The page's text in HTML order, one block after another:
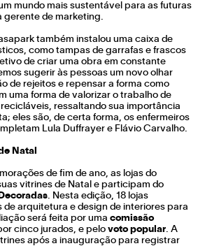
mundo mais sustentável para as futuras
gerente de marketing.
também instalou uma caixa de
como tampas de garrafas e frascos
de criar uma obra em constante
sugerir às pessoas um novo olhar
de rejeitos e repensar a forma como
uma forma de valorizar o trabalho de
ressaltando sua importância
eles são, de certa forma, os enfermeiros
Lula Duffrayer e Flávio Carvalho.
Natal
de fim de ano, as lojas do
vitrines de Natal e participam do
. Nesta edição, 18 lojas
arquitetura e design de interiores para
será feita por uma comissão
cinco jurados, e pelo voto popular. A
após a inauguração para registrar